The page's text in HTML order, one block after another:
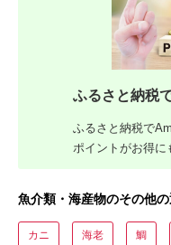
ふるさと納税
ふるさと納税で
ポイントがお得に
魚介類・海産物のその他
カニ 海老 鯛